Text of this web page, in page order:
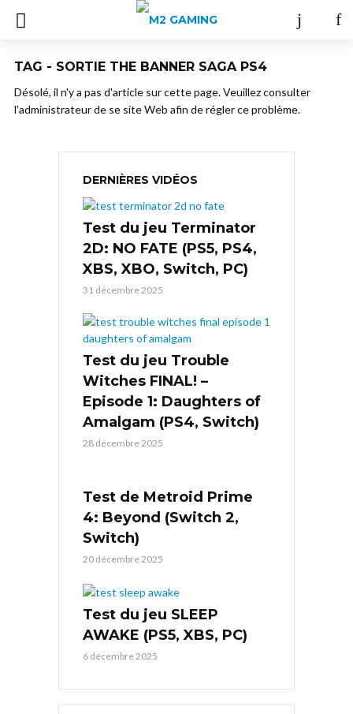
TAG - SORTIE THE BANNER SAGA PS4
Désolé, il n'y a pas d'article sur cette page. Veuillez consulter
l'administrateur de se site Web afin de régler ce problème.
DERNIÈRES VIDÉOS
Test du jeu Terminator
2D: NO FATE (PS5, PS4,
XBS, XBO, Switch, PC)
31 décembre 2025
Test du jeu Trouble
Witches FINAL! –
Episode 1: Daughters of
Amalgam (PS4, Switch)
28 décembre 2025
Test de Metroid Prime
4: Beyond (Switch 2,
Switch)
20 décembre 2025
Test du jeu SLEEP
AWAKE (PS5, XBS, PC)
6 décembre 2025